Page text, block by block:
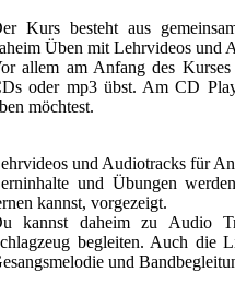
Kurs besteht aus
Üben mit Lehrvideos und
allem am Anfang des
oder mp3 übst. Am CD
möchtest.
und Audiotracks für
und Übungen
kannst, vorgezeigt.
kannst daheim zu Audio
begleiten. Auch die
und